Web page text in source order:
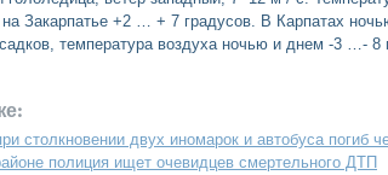
Закарпатье +2 … + 7 градусов. В Карпатах
температура воздуха ночью и днем -3 …- 8
столкновении двух иномарок и автобуса погиб
полиция ищет очевидцев смертельного ДТП